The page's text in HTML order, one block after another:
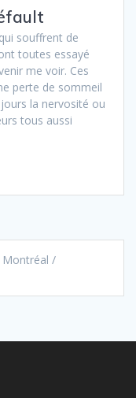
souffrent de
toutes essayé
me voir. Ces
perte de sommeil
la nervosité ou
tous aussi
Montréal /